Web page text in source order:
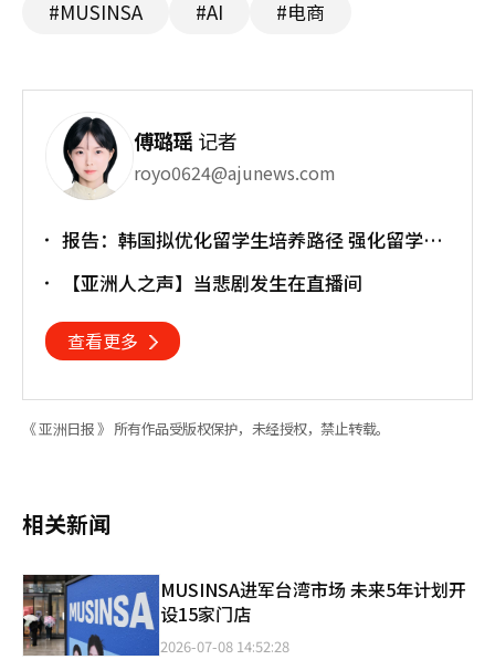
#MUSINSA #AI #电商
傅璐瑶 记者
royo0624@ajunews.com
报告：韩国拟优化留学生培养路径 强化留学就
【亚洲人之声】当悲剧发生在直播间
查看更多
《 亚洲日报 》 所有作品受版权保护，未经授权，禁止转载。
相关新闻
MUSINSA进军台湾市场 未来5年计划开
设15家门店
2026-07-08 14:52:28